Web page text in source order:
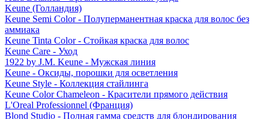
Keune (Голландия)
Keune Semi Color - Полуперманентная краска для волос без
аммиака
Keune Tinta Color - Стойкая краска для волос
Keune Care - Уход
1922 by J.M. Keune - Мужская линия
Keune - Оксиды, порошки для осветления
Keune Style - Коллекция стайлинга
Keune Color Chameleon - Красители прямого действия
L'Oreal Professionnel (Франция)
Blond Studio - Полная гамма средств для блондирования